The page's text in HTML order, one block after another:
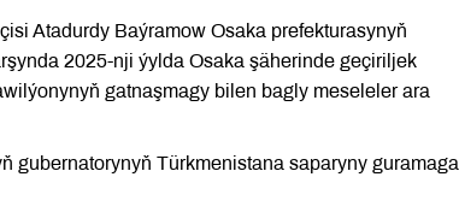
Atadurdy Baýramow Osaka prefekturasynyň
2025-nji ýylda Osaka şäherinde geçiriljek
gatnaşmagy bilen bagly meseleler ara
gubernatorynyň Türkmenistana saparyny guramaga